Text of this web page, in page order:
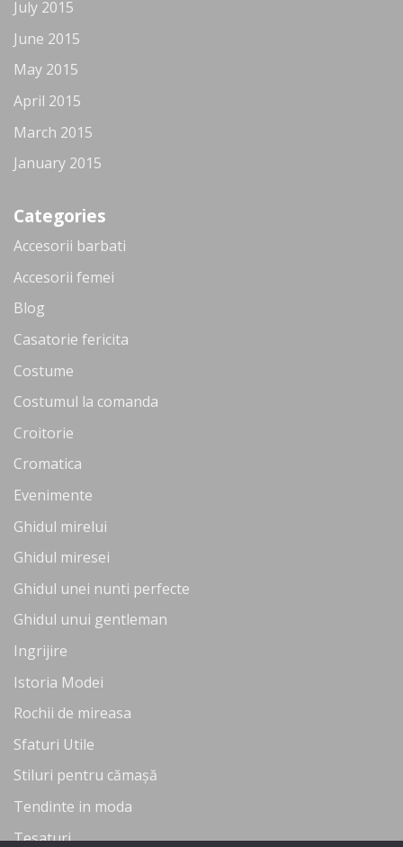
July 2015
June 2015
May 2015
April 2015
March 2015
January 2015
Categories
Accesorii barbati
Accesorii femei
Blog
Casatorie fericita
Costume
Costumul la comanda
Croitorie
Cromatica
Evenimente
Ghidul mirelui
Ghidul miresei
Ghidul unei nunti perfecte
Ghidul unui gentleman
Ingrijire
Istoria Modei
Rochii de mireasa
Sfaturi Utile
Stiluri pentru cămașă
Tendinte in moda
Tesaturi